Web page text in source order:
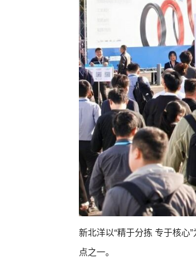
新北洋以“精于分拣 专于核心
点之一。